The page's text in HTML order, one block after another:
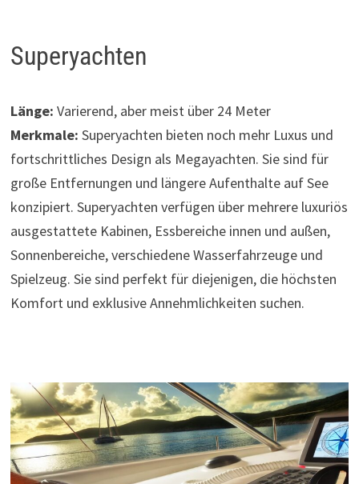
Superyachten
Länge: Varierend, aber meist über 24 Meter
Merkmale: Superyachten bieten noch mehr Luxus und
fortschrittliches Design als Megayachten. Sie sind für
große Entfernungen und längere Aufenthalte auf See
konzipiert. Superyachten verfügen über mehrere luxuriös
ausgestattete Kabinen, Essbereiche innen und außen,
Sonnenbereiche, verschiedene Wasserfahrzeuge und
Spielzeug. Sie sind perfekt für diejenigen, die höchsten
Komfort und exklusive Annehmlichkeiten suchen.